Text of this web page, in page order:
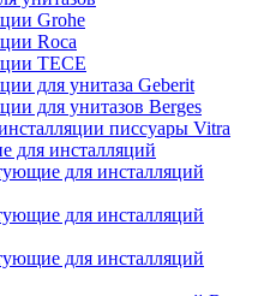
Grohe
Roca
TECE
для унитаза Geberit
для унитазов Berges
писсуары Vitra
для инсталляций
для инсталляций
для инсталляций
для инсталляций